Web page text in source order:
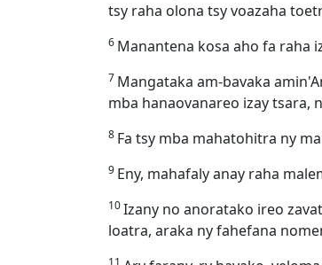
tsy raha olona tsy voazaha
6 Manantena kosa aho fa raha
7 Mangataka am-bavaka
mba hanaovanareo izay tsara,
8 Fa tsy mba mahatohitra ny
9 Eny, mahafaly anay raha
10Izany no anoratako ireo
loatra, araka ny fahefana
11